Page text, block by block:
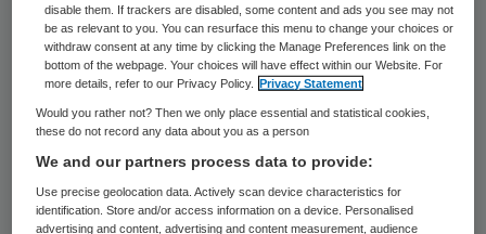
is hoe dat vast te houden. We willen niet dat
als straks de anderhalve meter regel
wegvalt iedereen weer naar de polikliniek
holt.”
Doelmatiger
disable them. If trackers are disabled, some content and ads you see may not
be as relevant to you. You can resurface this menu to change your choices or
withdraw consent at any time by clicking the Manage Preferences link on the
bottom of the webpage. Your choices will have effect within our Website. For
more details, refer to our Privacy Policy.
Privacy Statement
Would you rather not? Then we only place essential and statistical cookies,
these do not record any data about you as a person
We and our partners process data to provide:
Use precise geolocation data. Actively scan device characteristics for
identification. Store and/or access information on a device. Personalised
advertising and content, advertising and content measurement, audience